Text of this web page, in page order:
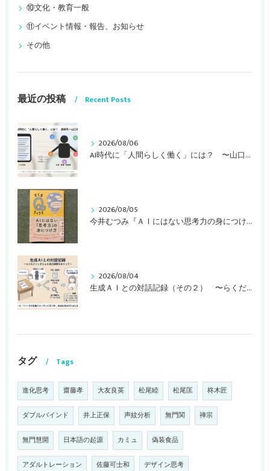
⑩文化・教育一般
⑪イベント情報・報告、お知らせ
その他
最近の投稿 Recent Posts
2026/08/06
AI時代に「人間らしく働く」には？ 〜山口周さんのインタビュー記事、動画より〜
2026/08/05
今井むつみ『ＡＩにはない思考力の身につけ方 ことばの学びはなぜ大切なのか？』
2026/08/04
生成ＡＩとの対話記録（その２） 〜らくだメソッドによる自己観察をめぐって〜
タグ Tags
進化思考 齋藤孝 大友良英 松尾睦 松尾匡 柊木匠
ダブルバインド 井上正保 声紋分析 無門関 禅宗
無門慧開 日本語の起源 カミュ 偽装食品
アダルトレーション 佐藤可士和 デザイン思考